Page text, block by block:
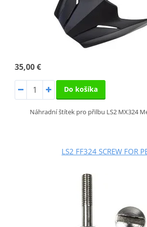
35,00 €
Do košíka
Náhradní štítek pro přilbu LS2 MX324
LS2 FF324 SCREW FOR